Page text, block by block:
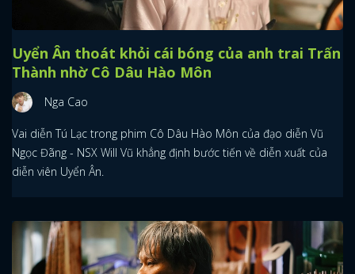
Uyển Ân thoát khỏi cái bóng của anh trai Trấn
Thành nhờ Cô Dâu Hào Môn
Nga Cao
Vai diễn Tú Lạc trong phim Cô Dâu Hào Môn của đạo diễn Vũ
Ngọc Đãng - NSX Will Vũ khẳng định bước tiến về diễn xuất của
diễn viên Uyển Ân.